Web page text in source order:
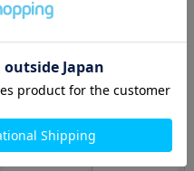
メーカー：Apple
在庫数：3
中古Bランク 5,980円